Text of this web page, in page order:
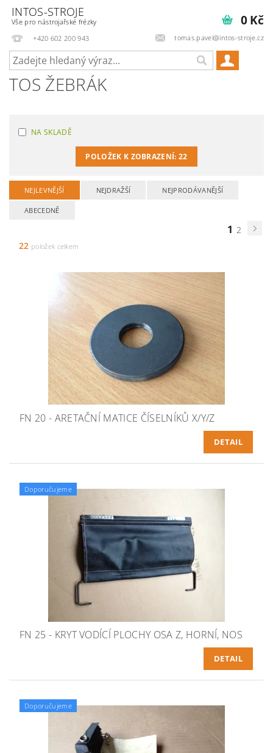
INTOS-STROJE
Vše pro nástrojařské frézky
+420 602 200 943
tomas.pavel@intos-stroje.cz
0 Kč
TOS ŽEBRÁK
NA SKLADĚ
POLOŽEK K ZOBRAZENÍ:22
NEJLEVNĚJŠÍ NEJDRAŽŠÍ NEJPRODÁVANĚJŠÍ
ABECEDNĚ
1 2
22 položek celkem
FN 20 - ARETAČNÍ MATICE ČÍSELNÍKŮ X/Y/Z
DETAIL
Doporučujeme
FN 25 - KRYT VODÍCÍ PLOCHY OSA Z, HORNÍ, NOS
DETAIL
Doporučujeme